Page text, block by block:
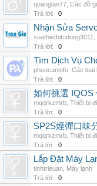
quanglan77 Các đồ
Trả lời:
0
Nhận Sửa
suathietbitudong3011
Trả lời:
0
Tìm Dịch Vụ
phuocaninfo Các loại
Trả lời:
0
如何挑選 IQOS
mqqrkzmrb Thiết bị
Trả lời:
0
SP2S煙彈口味
mqqrkzmrb Thiết bị
Trả lời:
0
Lắp Đặt Máy
tinhtrieuan Máy lạnh
Trả lời:
0